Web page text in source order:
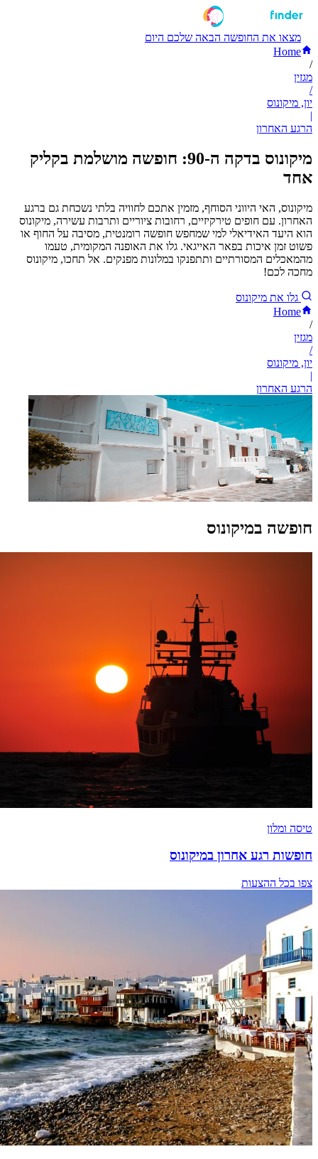
מצאו את החופשה הבאה שלכם היום
Home
/
מגזין
/
יון, מיקונוס
|
הרגע האחרון
מיקונוס בדקה ה-90: חופשה מושלמת בקליק
אחד
מיקונוס, האי היווני הסוחף, מזמין אתכם לחוויה בלתי נשכחת גם ברגע
האחרון. עם חופים טירקיזיים, רחובות ציוריים ותרבות עשירה, מיקונוס
הוא היעד האידיאלי למי שמחפש חופשה רומנטית, מסיבה על החוף או
פשוט זמן איכות בפאר האייגאי. גלו את האופנה המקומית, טעמו
מהמאכלים המסורתיים ותתפנקו במלונות מפנקים. אל תחכו, מיקונוס
מחכה לכם!
גלו את מיקונוס
Home
/
מגזין
/
יון, מיקונוס
|
הרגע האחרון
חופשה במיקונוס
טיסה ומלון
חופשות רגע אחרון במיקונוס
צפו בכל ההצעות